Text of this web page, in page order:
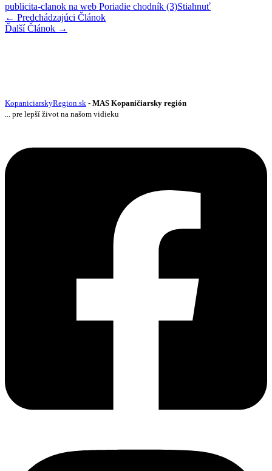
publicita-clanok na web Poriadie chodník (3)Stiahnuť
← Predchádzajúci Článok
Ďalší Článok →
KopaniciarskyRegion.sk - MAS Kopaničiarsky región
... pre lepší život na našom vidieku